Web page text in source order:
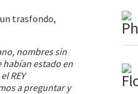
un trasfondo,
nombres sin
habían estado en
REY
a preguntar y